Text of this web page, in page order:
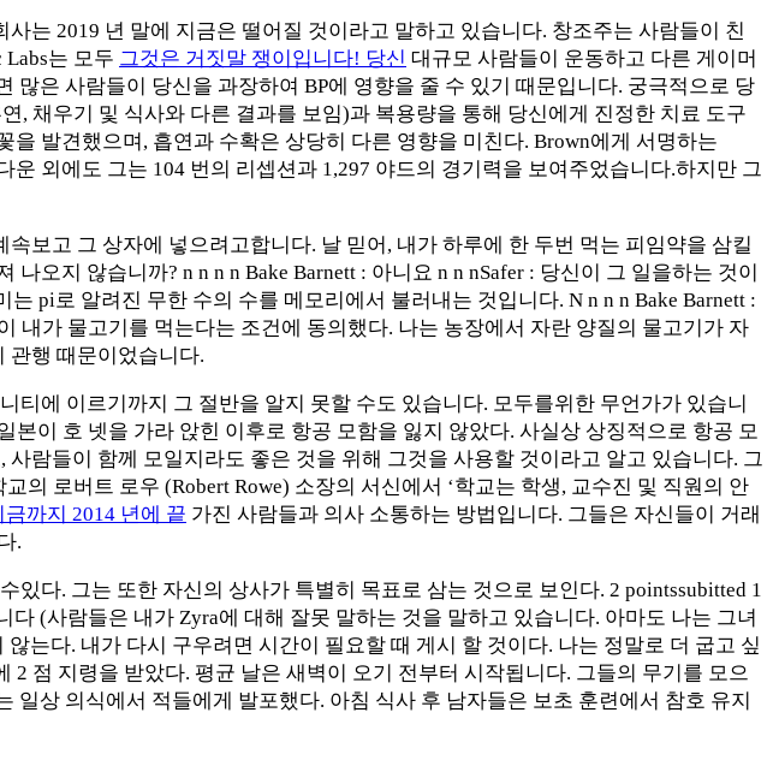
는 2019 년 말에 지금은 떨어질 것이라고 말하고 있습니다. 창조주는 사람들이 친
는 모두 그것은 거짓말 쟁이입니다! 당신 대규모 사람들이 운동하고 다른 게이머
많은 사람들이 당신을 과장하여 BP에 영향을 줄 수 있기 때문입니다. 궁극적으로 당
, 채우기 및 식사와 다른 결과를 보임)과 복용량을 통해 당신에게 진정한 치료 도구
을 발견했으며, 흡연과 수확은 상당히 다른 영향을 미친다. Brown에게 서명하는
외에도 그는 104 번의 리셉션과 1,297 야드의 경기력을 보여주었습니다.하지만 그
보고 그 상자에 넣으려고합니다. 날 믿어, 내가 하루에 한 두번 먹는 피임약을 삼킬
오지 않습니까? n n n n Bake Barnett : 아니요 n n nSafer : 당신이 그 일을하는 것이
pi로 알려진 무한 수의 수를 메모리에서 불러내는 것입니다. N n n n Bake Barnett :
내가 물고기를 먹는다는 조건에 동의했다. 나는 농장에서 자란 양질의 물고기가 자
관행 때문이었습니다.
에 이르기까지 그 절반을 알지 못할 수도 있습니다. 모두를위한 무언가가 있습니
이 호 넷을 가라 앉힌 이후로 항공 모함을 잃지 않았다. 사실상 상징적으로 항공 모
람들이 함께 모일지라도 좋은 것을 위해 그것을 사용할 것이라고 알고 있습니다. 그
의 로버트 로우 (Robert Rowe) 소장의 서신에서 ‘학교는 학생, 교수진 및 직원의 안
까지 2014 년에 끝 가진 사람들과 의사 소통하는 방법입니다. 그들은 자신들이 거래
.
다. 그는 또한 자신의 상사가 특별히 목표로 삼는 것으로 보인다. 2 pointssubitted 1
(사람들은 내가 Zyra에 대해 잘못 말하는 것을 말하고 있습니다. 아마도 나는 그녀
는다. 내가 다시 구우려면 시간이 필요할 때 게시 할 것이다. 나는 정말로 더 굽고 싶
2 점 지령을 받았다. 평균 날은 새벽이 오기 전부터 시작됩니다. 그들의 무기를 모으
일상 의식에서 적들에게 발포했다. 아침 식사 후 남자들은 보초 훈련에서 참호 유지